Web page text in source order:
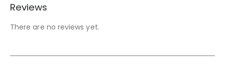
Reviews
There are no reviews yet.